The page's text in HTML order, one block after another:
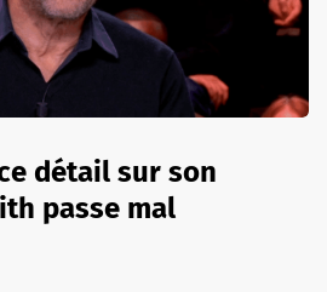
détail sur son
passe mal